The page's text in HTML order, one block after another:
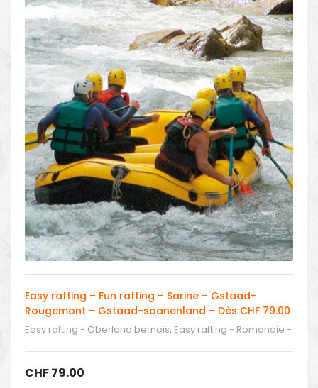
Easy rafting – Fun rafting – Sarine – Gstaad-
Rougemont – Gstaad-saanenland – Dès CHF 79.00
Easy rafting - Oberland bernois, Easy rafting - Romandie -
CHF79.00